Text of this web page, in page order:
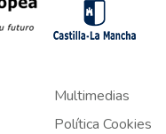
Multimedias
Política Cookies